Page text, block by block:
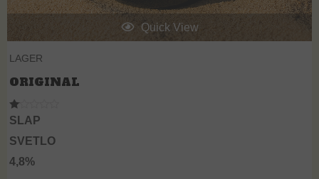
Quick View
LAGER
ORIGINAL
R
at
ed
1.
00
ou
SLAP
SVETLO
4,8%